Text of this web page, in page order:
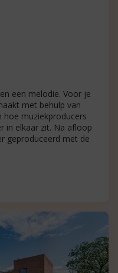
een melodie. Voor je
met behulp van
hoe muziekproducers
in elkaar zit. Na afloop
geproduceerd met de